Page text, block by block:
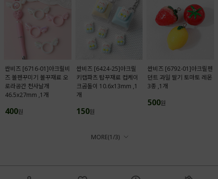
싼비즈 [6716-01]아크릴비
즈 볼펜꾸미기 볼꾸재료 오
로라공간 천사날개
46.5x27mm ,1개
400원
싼비즈 [6424-25]아크릴
키캡파츠 탑꾸재료 컵케이
크곰돌이 10.6x13mm ,1
개
150원
싼비즈 [6792-01]아크릴펜
던트 과일 딸기 토마토 레몬
3종 ,1개
500원
MORE(1/3)